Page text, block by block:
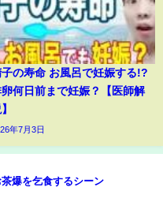
の寿命 お風呂で妊娠する!?
何日前まで妊娠？【医師解
年7月3日
爆を乞食するシーン